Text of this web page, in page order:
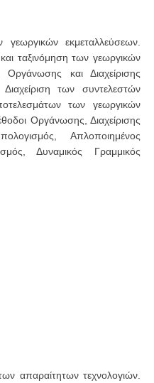
εκμεταλλεύσεων.
ταξινόμηση των γεωργικών
και Διαχείρισης
των συντελεστών
των γεωργικών
Οργάνωσης, Διαχείρισης
Απλοποιημένος
Δυναμικός Γραμμικός
απαραίτητων τεχνολογιών.